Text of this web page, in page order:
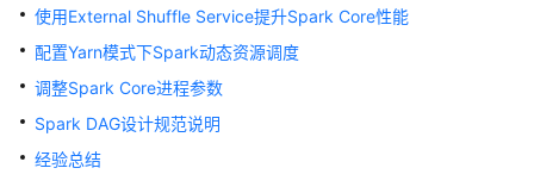
品
介
绍
计
费
说
使用External Shuffle Service提升Spark Core性能
配置Yarn模式下Spark动态资源调度
调整Spark Core进程参数
Spark DAG设计规范说明
经验总结